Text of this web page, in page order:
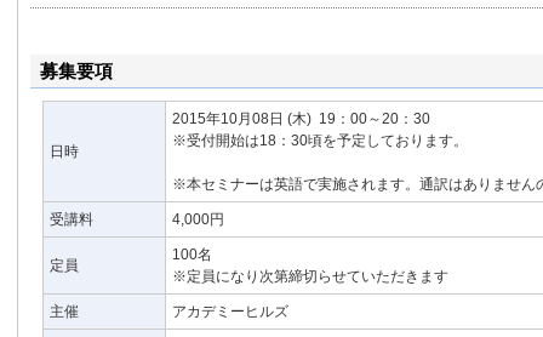
船三井社外取締役などを歴任、デジタル庁初代デジタル監
択する未来」Working Group委員など。
日本および外国企業の経営幹部研修・戦略ワークショップ
多様性推進、女性活用などに関する各種セミナー、アジア
2010年より「グローバル・アジェンダ・ゼミナール」、
経験を東京で」(現在はSINCA)など、世界の課題を英語で
験を継続中。
募集要項
日時
2015年10月08日 (木) 19：00～20：30
※受付開始は18：30頃を予定しております。
※本セミナーは英語で実施されます。通訳はありません
受講料 4,000円
定員
100名
※定員になり次第締切らせていただきます
主催 アカデミーヒルズ